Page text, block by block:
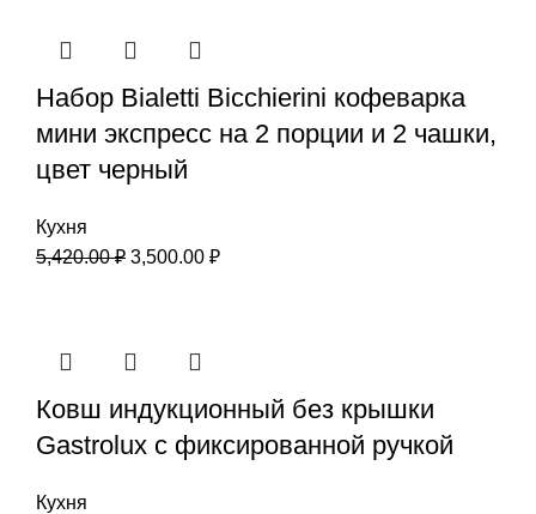
Набор Bialetti Bicchierini кофеварка
мини экспресс на 2 порции и 2 чашки,
цвет черный
Кухня
5,420.00₽ 3,500.00 ₽
Ковш индукционный без крышки
Gastrolux с фиксированной ручкой
Кухня